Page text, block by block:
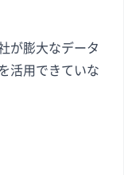
が膨大なデータ
活用できていな